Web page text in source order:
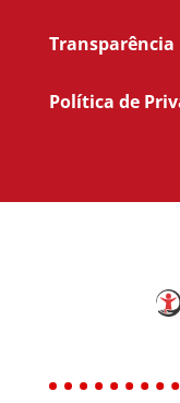
Transparência
Política de